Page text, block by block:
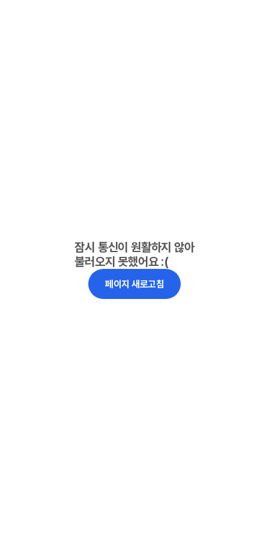
잠시 통신이 원활하지 않아
불러오지 못했어요 :(
페이지 새로고침